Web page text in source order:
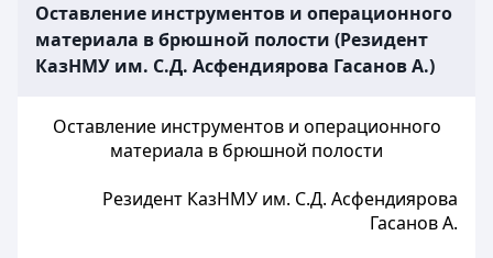
Оставление инструментов и операционного
материала в брюшной полости (Резидент
КазНМУ им. С.Д. Асфендиярова Гасанов А.)
Оставление инструментов и операционного
материала в брюшной полости
Резидент КазНМУ им. С.Д. Асфендиярова
Гасанов А.